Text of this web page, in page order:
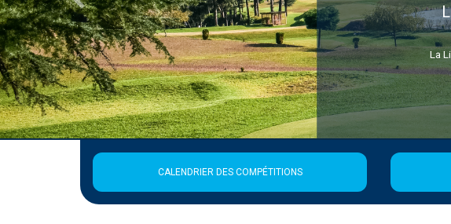
La Ligue est en vacances
Publié le 2 août 2026
La Ligue est fermée du 3 au 18 août inclus.
EN SAVOIR +
Précédent
CALENDRIER DES COMPÉTITIONS